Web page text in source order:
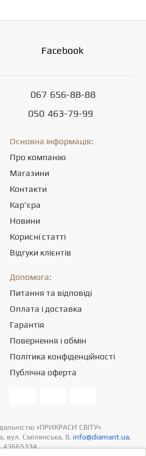
Facebook
067 656-88-88
050 463-79-99
Основна інформація:
Про компанію
Магазини
Контакти
Кар'єра
Новини
Корисні статті
Відгуки клієнтів
Допомога:
Питання та відповіді
Оплата і доставка
Гарантія
Повернення і обмін
Політика конфіденційності
Публічна оферта
«ПРИКРАСИ СВІТУ».
вул. Смілянська, 8, info@diamant.ua,
43665334.